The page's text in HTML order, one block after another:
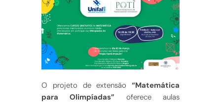
O projeto de extensão “Matemática
para Olimpíadas” oferece aulas